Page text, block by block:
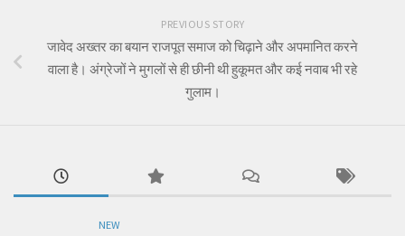
PREVIOUS STORY
जावेद अख्तर का बयान राजपूत समाज को चिढ़ाने और अपमानित करने
वाला है। अंग्रेजों ने मुगलों से ही छीनी थी हुकूमत और कई नवाब भी रहे
गुलाम।
NEW